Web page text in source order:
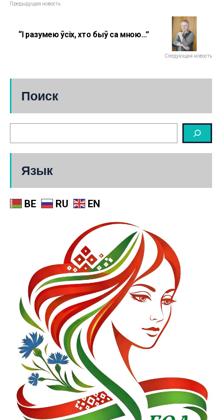
Предыдущая новость
“І разумею ўсіх, хто быў са мною…”
Следующая новость
Поиск
Язык
BE RU EN